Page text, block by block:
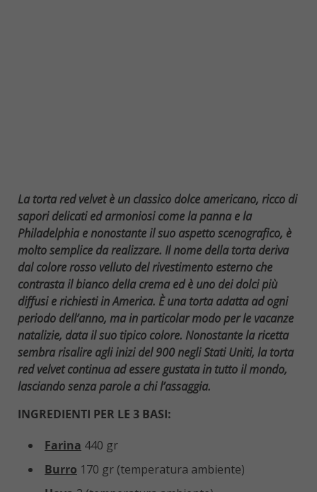
La torta red velvet è un classico dolce americano, ricco di
sapori delicati ed armoniosi come la panna e la
Philadelphia e nonostante il suo aspetto scenografico, è
molto semplice da realizzare. Il nome della torta deriva
dal colore rosso velluto del rivestimento esterno che
contrasta il bianco della crema ed è uno dei dolci più
diffusi e richiesti in America. È una torta adatta ad ogni
periodo dell’anno, ma in particolar modo per le vacanze
natalizie, data il suo tipico colore. Nonostante la ricetta
sembra risalire agli inizi del 900 negli Stati Uniti, la torta
red velvet continua ad essere gustata in tutto il mondo,
lasciando senza parole a chi l’assaggia.
INGREDIENTI PER LE 3 BASI:
Farina 440 gr
Burro 170 gr (temperatura ambiente)